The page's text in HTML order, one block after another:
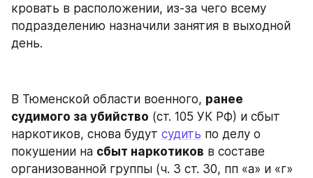
кровать в расположении, из-за чего всему
подразделению назначили занятия в выходной
день.
В Тюменской области военного, ранее
судимого за убийство (ст. 105 УК РФ) и сбыт
наркотиков, снова будут судить по делу о
покушении на сбыт наркотиков в составе
организованной группы (ч. 3 ст. 30, пп «а» и «г»